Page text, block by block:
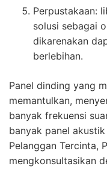
Perpustakaan:
solusi sebagai
dikarenakan
berlebihan.
Panel dinding yang
memantulkan,
banyak frekuensi
banyak panel
Pelanggan Tercinta,
mengkonsultasikan